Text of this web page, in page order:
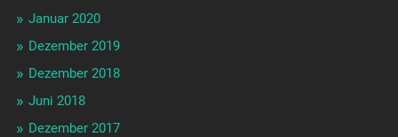
Januar 2020
Dezember 2019
Dezember 2018
Juni 2018
Dezember 2017